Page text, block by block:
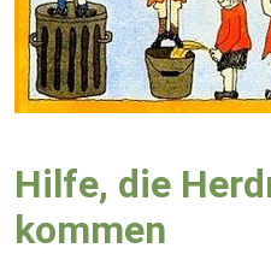
Hilfe, die
kommen